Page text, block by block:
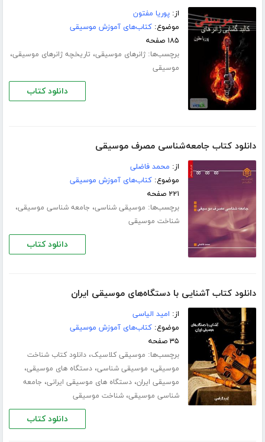
از:پوریا مفتون
موضوع:کتاب‌های آموزش موسیقی
۱۸۵ صفحه
برچسب‌ها:ژانرهای موسیقی، تاریخچه ژانرهای موسیقی،
موسیقی
دانلود کتاب
دانلود کتاب جامعه‌شناسی مصرف موسیقی
از: محمد فاضلی
موضوع:کتاب‌های آموزش موسیقی
۲۲۱ صفحه
برچسب‌ها: موسیقی شناسی، جامعه شناسی موسیقی،
شناخت موسیقی
دانلود کتاب
دانلود کتاب آشنایی با دستگاه‌های موسیقی ایران
از: امید الیاسی
موضوع:کتاب‌های آموزش موسیقی
۳۵ صفحه
برچسب‌ها: موسیقی کلاسیک،دانلود کتاب شناخت
موسیقی، موسیقی شناسی،دستگاه های موسیقی،
موسیقی ایران،دستگاه های موسیقی ایرانی، جامعه
شناسی موسیقی،شناخت موسیقی
دانلود کتاب